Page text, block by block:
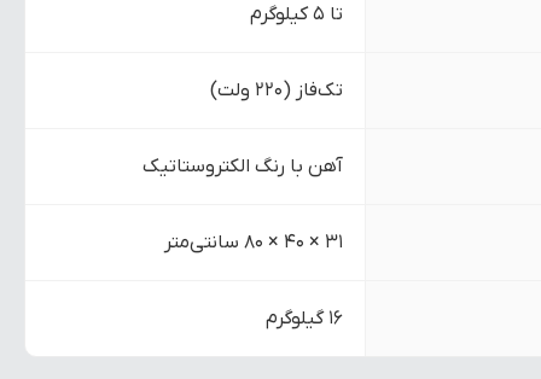
تا 5 کیلوگرم
تک‌فاز (220 ولت)
آهن با رنگ الکتروستاتیک
31 × 40 × 80 سانتی‌متر
16 گیلوگرم